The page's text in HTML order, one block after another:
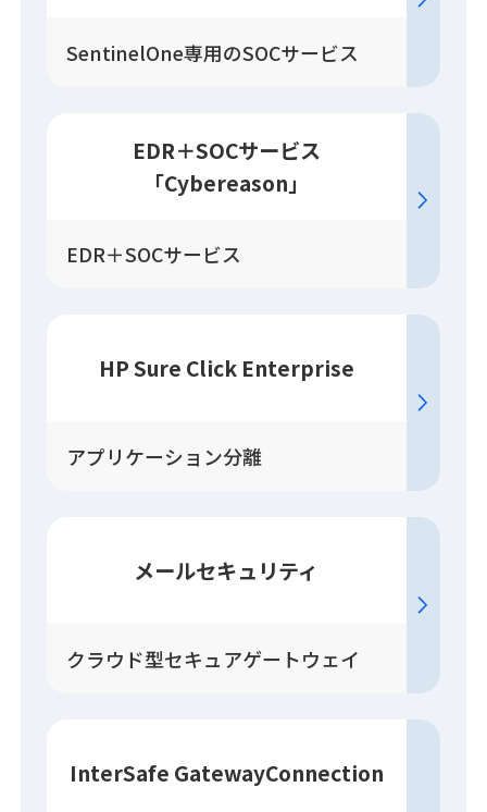
SentinelOne専用のSOCサービス
EDR＋SOCサービス
「Cybereason」
EDR＋SOCサービス
HP Sure Click Enterprise
アプリケーション分離
メールセキュリティ
クラウド型セキュアゲートウェイ
InterSafe GatewayConnection